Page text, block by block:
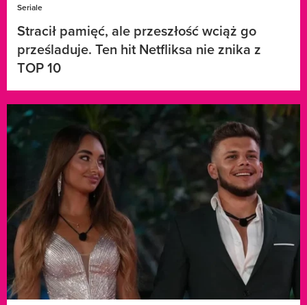
Seriale
Stracił pamięć, ale przeszłość wciąż go
prześladuje. Ten hit Netfliksa nie znika z
TOP 10